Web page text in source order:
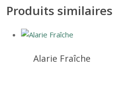
Produits similaires
Alarie Fraîche